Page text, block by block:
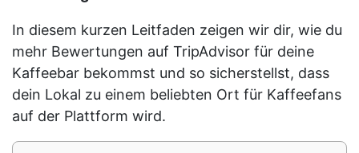
In diesem kurzen Leitfaden zeigen wir dir, wie du
mehr Bewertungen auf TripAdvisor für deine
Kaffeebar bekommst und so sicherstellst, dass
dein Lokal zu einem beliebten Ort für Kaffeefans
auf der Plattform wird.